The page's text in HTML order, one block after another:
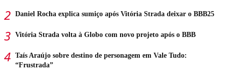
Daniel Rocha explica sumiço após Vitória Strada deixar o BBB25
Vitória Strada volta à Globo com novo projeto após o BBB
Taís Araújo sobre destino de personagem em Vale Tudo:
“Frustrada”